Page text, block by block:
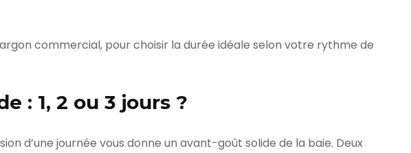
commercial, pour choisir la durée idéale selon votre rythme de
: 1, 2 ou 3 jours ?
d’une journée vous donne un avant-goût solide de la baie. Deux